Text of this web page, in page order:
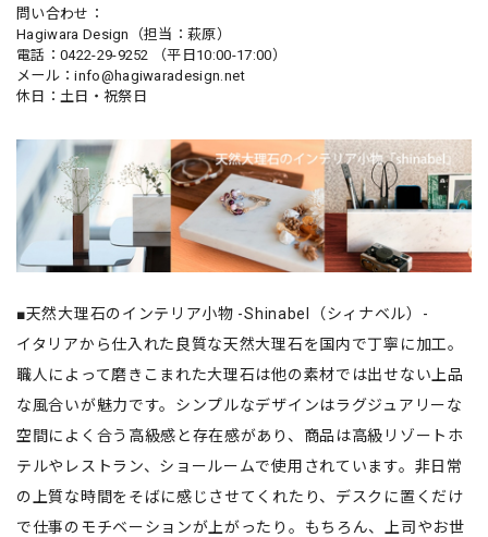
問い合わせ：
Hagiwara Design（担当：萩原）
電話：0422-29-9252 （平日10:00-17:00）
メール：info@hagiwaradesign.net
休日：土日・祝祭日
■天然大理石のインテリア小物 -Shinabel（シィナベル）-
イタリアから仕入れた良質な天然大理石を国内で丁寧に加工。
職人によって磨きこまれた大理石は他の素材では出せない上品
な風合いが魅力です。シンプルなデザインはラグジュアリーな
空間によく合う高級感と存在感があり、商品は高級リゾートホ
テルやレストラン、ショールームで使用されています。非日常
の上質な時間をそばに感じさせてくれたり、デスクに置くだけ
で仕事のモチベーションが上がったり。もちろん、上司やお世